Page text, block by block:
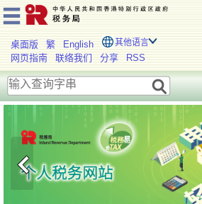
桌面版 繁 English 其他语言
网页指南 联络我们 分享 RSS
欢